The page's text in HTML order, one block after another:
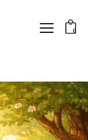
0